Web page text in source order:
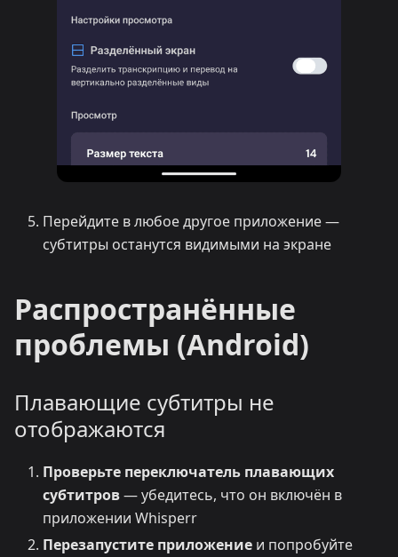
Перейдите в любое другое приложение —
субтитры останутся видимыми на экране
Распространённые
проблемы (Android)
Плавающие субтитры не
отображаются
Проверьте переключатель плавающих
субтитров— убедитесь, что он включён в
приложении Whisperr
Перезапустите приложение и попробуйте